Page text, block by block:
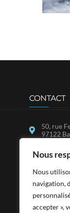
Nous
Nous
navigation,
accepter »,
CONTACT
50, rue
97122
MADCO,
0590 26